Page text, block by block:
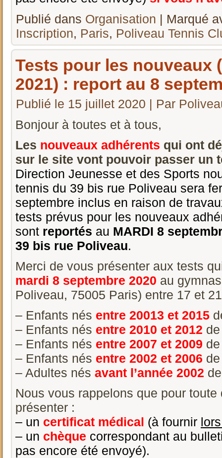
Publié dans Organisation | Marqué
Inscription, Paris, Poliveau Tennis
Tests pour les nouveaux
2021) : report au 8
Publié le 15 juillet 2020 | Par
Bonjour à toutes et à tous,
Les nouveaux adhérents qui ont
sur le site vont pouvoir passer un
Direction Jeunesse et des Sports
tennis du 39 bis rue Poliveau sera
septembre inclus en raison de
tests prévus pour les nouveaux
sont reportés au MARDI 8
39 bis rue Poliveau.
Merci de vous présenter aux tests
mardi 8 septembre 2020 au
Poliveau, 75005 Paris) entre 17 et
– Enfants nés entre 20013 et 2015
– Enfants nés entre 2010 et 2012
– Enfants nés entre 2007 et 2009
– Enfants nés entre 2002 et 2006
– Adultes nés avant l’année 2002
Nous vous rappelons que pour
présenter :
– un certificat médical (à fournir
– un chèque correspondant au
pas encore été envoyé).